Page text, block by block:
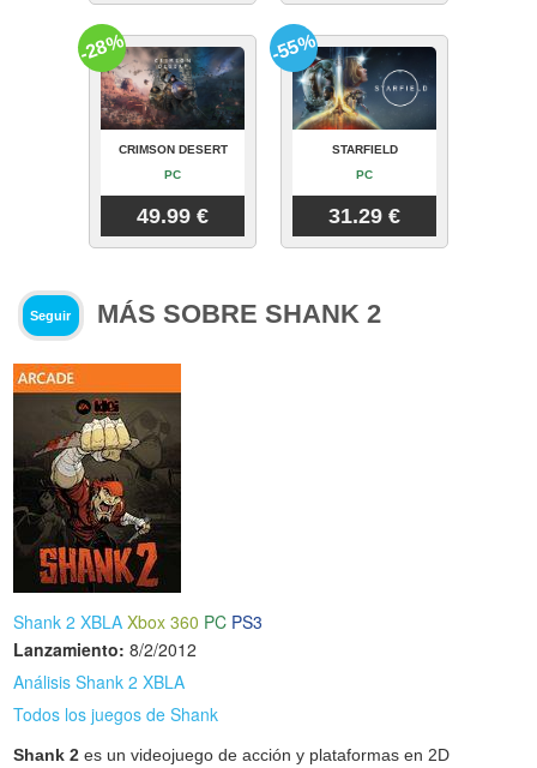
CRIMSON DESERT
PC
49.99 €
-28%
STARFIELD
PC
31.29 €
-55%
Seguir MÁS SOBRE SHANK 2
Shank 2 XBLA Xbox 360 PC PS3
Lanzamiento: 8/2/2012
Análisis Shank 2 XBLA
Todos los juegos de Shank
Shank 2 es un videojuego de acción y plataformas en 2D